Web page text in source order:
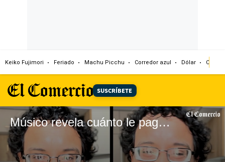
Keiko Fujimori Feriado Machu Picchu Corredor azul Dólar
SUSCRÍBETE
Músico revela cuánto le pagaban en el ‘Grupo 5 ‘ y en la orquesta de Maricarmen Marín